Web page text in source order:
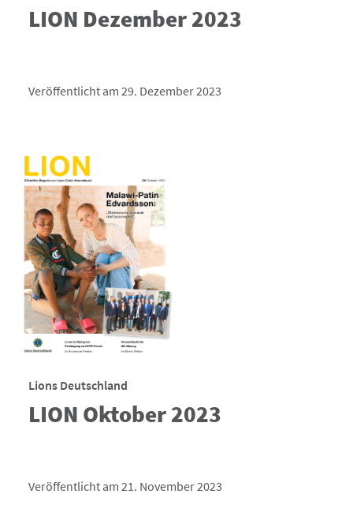
LION Dezember 2023
Veröffentlicht am 29. Dezember 2023
Lions Deutschland
LION Oktober 2023
Veröffentlicht am 21. November 2023